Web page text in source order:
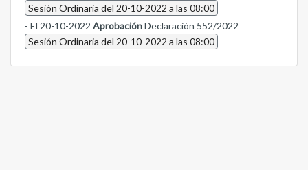
Sesión Ordinaria del 20-10-2022 a las 08:00
- El 20-10-2022 AprobaciónDeclaración 552/2022
Sesión Ordinaria del 20-10-2022 a las 08:00